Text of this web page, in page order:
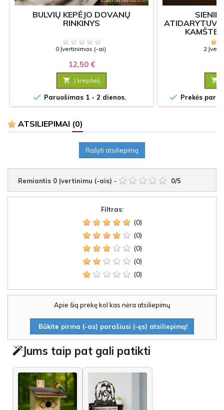
BULVIŲ KEPĖJO DOVANŲ
RINKINYS
0 Įvertinimas (-ai)
12,50 €
 Į krepšelį
 Paruošimas 1 - 2 dienos.
2

 Prekės
ATSILIEPIMAI (0)
Rašyti atsiliepimą
Remiantis 0 Įvertinimu (-ais) - 0/5
Filtras:
(0)
(0)
(0)
(0)
(0)
Apie šią prekę kol kas nėra atsiliepimų
Būkite pirma (-as) parašiusi (-ęs) atsiliepimą!
Jums taip pat gali patikti